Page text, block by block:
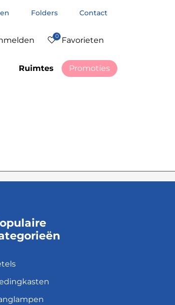
Folders Contact
0 Favorieten
Ruimtes Promoties